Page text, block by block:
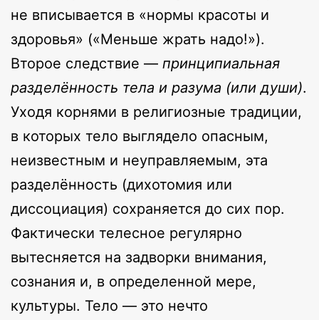
не вписывается в «нормы красоты и
здоровья» («Меньше жрать надо!»).
Второе следствие — принципиальная
разделённость тела и разума (или души).
Уходя корнями в религиозные традиции,
в которых тело выглядело опасным,
неизвестным и неуправляемым, эта
разделённость (дихотомия или
диссоциация) сохраняется до сих пор.
Фактически телесное регулярно
вытесняется на задворки внимания,
сознания и, в определенной мере,
культуры. Тело — это нечто